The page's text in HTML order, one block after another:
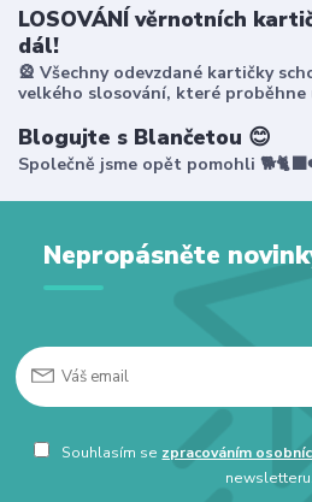
LOSOVÁNÍ věrnotních
dál!
🎡 Všechny odevzdané kartičky
velkého slosování, které
Blogujte s Blančetou 😊
Společně jsme opět pomohli
Nepropásněte
Souhlasím se zpracováním
newsletteru.